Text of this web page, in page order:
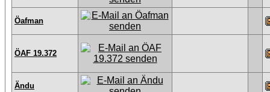
Öafman
ÖAF 19.372
Ändu